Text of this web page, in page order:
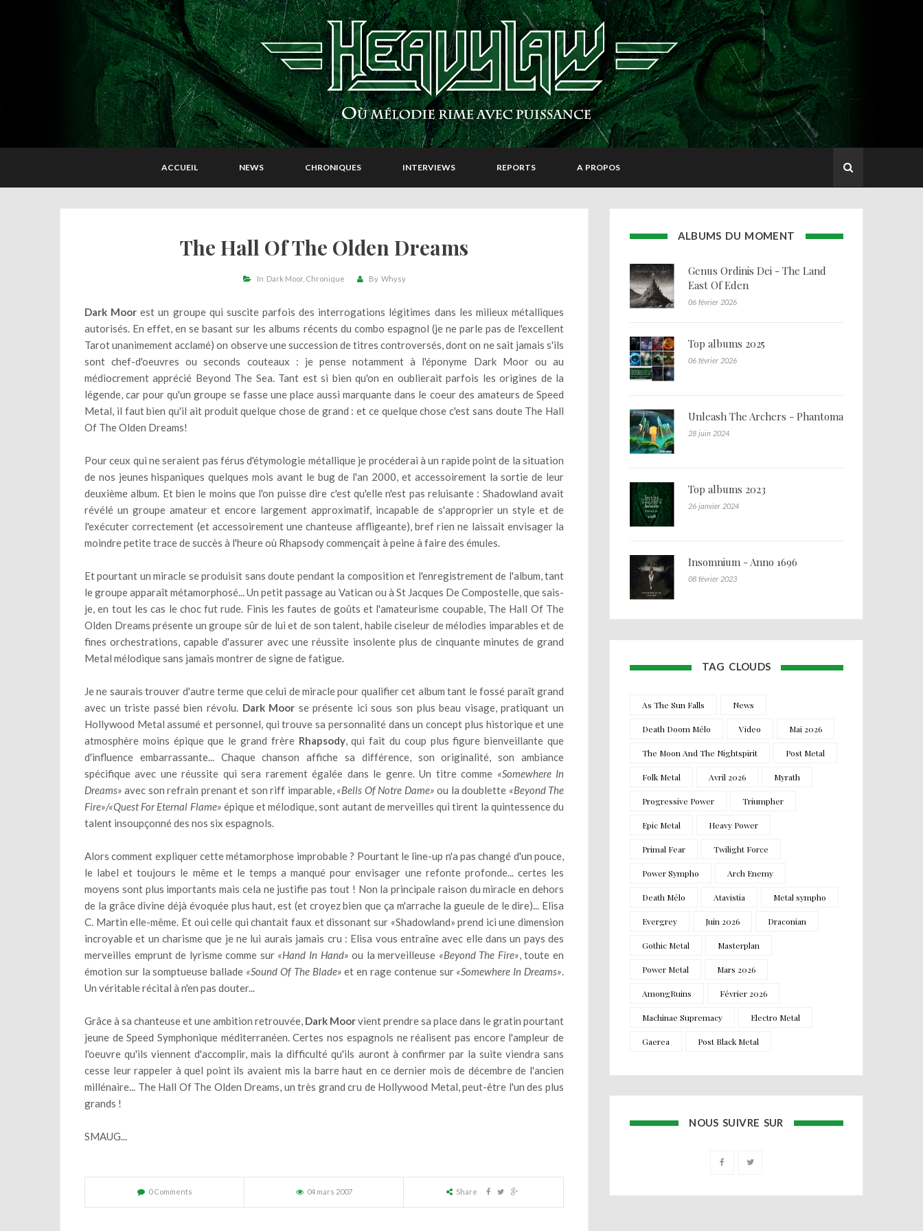
ACCUEIL NEWS CHRONIQUES INTERVIEWS REPORTS A PROPOS
The Hall Of The Olden Dreams
In Dark Moor Chronique By Whysy
Dark Moor est un groupe qui suscite parfois des interrogations légitimes dans les milieux métalliques
autorisés. En effet, en se basant sur les albums récents du combo espagnol (je ne parle pas de l'excellent
Tarot unanimement acclamé) on observe une succession de titres controversés, dont on ne sait jamais s'ils
sont chef-d'oeuvres ou seconds couteaux : je pense notamment à l'éponyme Dark Moor ou au
médiocrement apprécié Beyond The Sea. Tant est si bien qu'on en oublierait parfois les origines de la
légende, car pour qu'un groupe se fasse une place aussi marquante dans le coeur des amateurs de Speed
Metal, il faut bien qu'il ait produit quelque chose de grand : et ce quelque chose c'est sans doute The Hall
Of The Olden Dreams!
Pour ceux qui ne seraient pas férus d'étymologie métallique je procéderai à un rapide point de la situation
de nos jeunes hispaniques quelques mois avant le bug de l'an 2000, et accessoirement la sortie de leur
deuxième album. Et bien le moins que l'on puisse dire c'est qu'elle n'est pas reluisante : Shadowland avait
révélé un groupe amateur et encore largement approximatif, incapable de s'approprier un style et de
l'exécuter correctement (et accessoirement une chanteuse affligeante), bref rien ne laissait envisager la
moindre petite trace de succès à l'heure où Rhapsody commençait à peine à faire des émules.
Et pourtant un miracle se produisit sans doute pendant la composition et l'enregistrement de l'album, tant
le groupe apparaît métamorphosé... Un petit passage au Vatican ou à St Jacques De Compostelle, que sais-
je, en tout les cas le choc fut rude. Finis les fautes de goûts et l'amateurisme coupable, The Hall Of The
Olden Dreams présente un groupe sûr de lui et de son talent, habile ciseleur de mélodies imparables et de
fines orchestrations, capable d'assurer avec une réussite insolente plus de cinquante minutes de grand
Metal mélodique sans jamais montrer de signe de fatigue.
Je ne saurais trouver d'autre terme que celui de miracle pour qualifier cet album tant le fossé paraît grand
avec un triste passé bien révolu. Dark Moor se présente ici sous son plus beau visage, pratiquant un
Hollywood Metal assumé et personnel, qui trouve sa personnalité dans un concept plus historique et une
atmosphère moins épique que le grand frère Rhapsody, qui fait du coup plus figure bienveillante que
d'influence embarrassante... Chaque chanson affiche sa différence, son originalité, son ambiance
spécifique avec une réussite qui sera rarement égalée dans le genre. Un titre comme «Somewhere In
Dreams» avec son refrain prenant et son riff imparable, «Bells Of Notre Dame» ou la doublette «Beyond The
Fire»/«Quest For Eternal Flame» épique et mélodique, sont autant de merveilles qui tirent la quintessence du
talent insoupçonné des nos six espagnols.
Alors comment expliquer cette métamorphose improbable ? Pourtant le line-up n'a pas changé d'un pouce,
le label et toujours le même et le temps a manqué pour envisager une refonte profonde... certes les
moyens sont plus importants mais cela ne justifie pas tout ! Non la principale raison du miracle en dehors
de la grâce divine déjà évoquée plus haut, est (et croyez bien que ça m'arrache la gueule de le dire)... Elisa
C. Martin elle-même. Et oui celle qui chantait faux et dissonant sur «Shadowland» prend ici une dimension
incroyable et un charisme que je ne lui aurais jamais cru : Elisa vous entraîne avec elle dans un pays des
merveilles emprunt de lyrisme comme sur «Hand In Hand» ou la merveilleuse «Beyond The Fire», toute en
émotion sur la somptueuse ballade «Sound Of The Blade» et en rage contenue sur «Somewhere In Dreams».
Un véritable récital à n'en pas douter...
Grâce à sa chanteuse et une ambition retrouvée, Dark Moorvient prendre sa place dans le gratin pourtant
jeune de Speed Symphonique méditerranéen. Certes nos espagnols ne réalisent pas encore l'ampleur de
l'oeuvre qu'ils viennent d'accomplir, mais la difficulté qu'ils auront à confirmer par la suite viendra sans
cesse leur rappeler à quel point ils avaient mis la barre haut en ce dernier mois de décembre de l'ancien
millénaire... The Hall Of The Olden Dreams, un très grand cru de Hollywood Metal, peut-être l'un des plus
grands !
SMAUG...
0 Comments 04 mars 2007 Share
ALBUMS DU MOMENT
Genus Ordinis Dei - The Land
East Of Eden
06 février 2026
Top albums 2025
06 février 2026
Unleash The Archers - Phantoma
28 juin 2024
Top albums 2023
26 janvier 2024
Insomnium - Anno 1696
08 février 2023
TAG CLOUDS
As The Sun Falls News
Death Doom Mélo Video Mai 2026
The Moon And The Nightspirit Post Metal
Folk Metal Avril 2026 Myrath
Progressive Power Triumpher
Epic Metal Heavy Power
Primal Fear Twilight Force
Power Sympho Arch Enemy
Death Mélo Atavistia Metal sympho
Evergrey Juin 2026 Draconian
Gothic Metal Masterplan
Power Metal Mars 2026
AmongRuins Février 2026
Machinae Supremacy Electro Metal
Gaerea Post Black Metal
NOUS SUIVRE SUR